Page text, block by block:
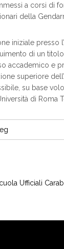
a corsi di
della
iniziale presso
di un
accademico e
superiore
su base
di Roma
Ufficiali